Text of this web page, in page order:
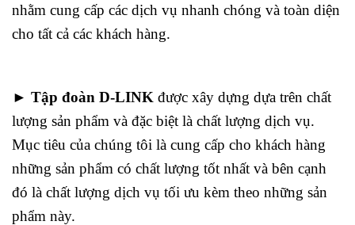
nhằm cung cấp các dịch vụ nhanh chóng và toàn diện
cho tất cả các khách hàng.
► Tập đoàn D-LINK được xây dựng dựa trên chất
lượng sản phẩm và đặc biệt là chất lượng dịch vụ.
Mục tiêu của chúng tôi là cung cấp cho khách hàng
những sản phẩm có chất lượng tốt nhất và bên cạnh
đó là chất lượng dịch vụ tối ưu kèm theo những sản
phẩm này.